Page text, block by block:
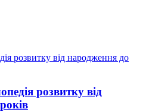
розвитку від